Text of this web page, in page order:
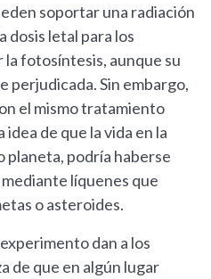
soportar una radiación
dosis letal para los
la fotosíntesis, aunque su
perjudicada. Sin embargo,
el mismo tratamiento
de que la vida en la
planeta, podría haberse
líquenes que
o asteroides.
dan a los
de que en algún lugar